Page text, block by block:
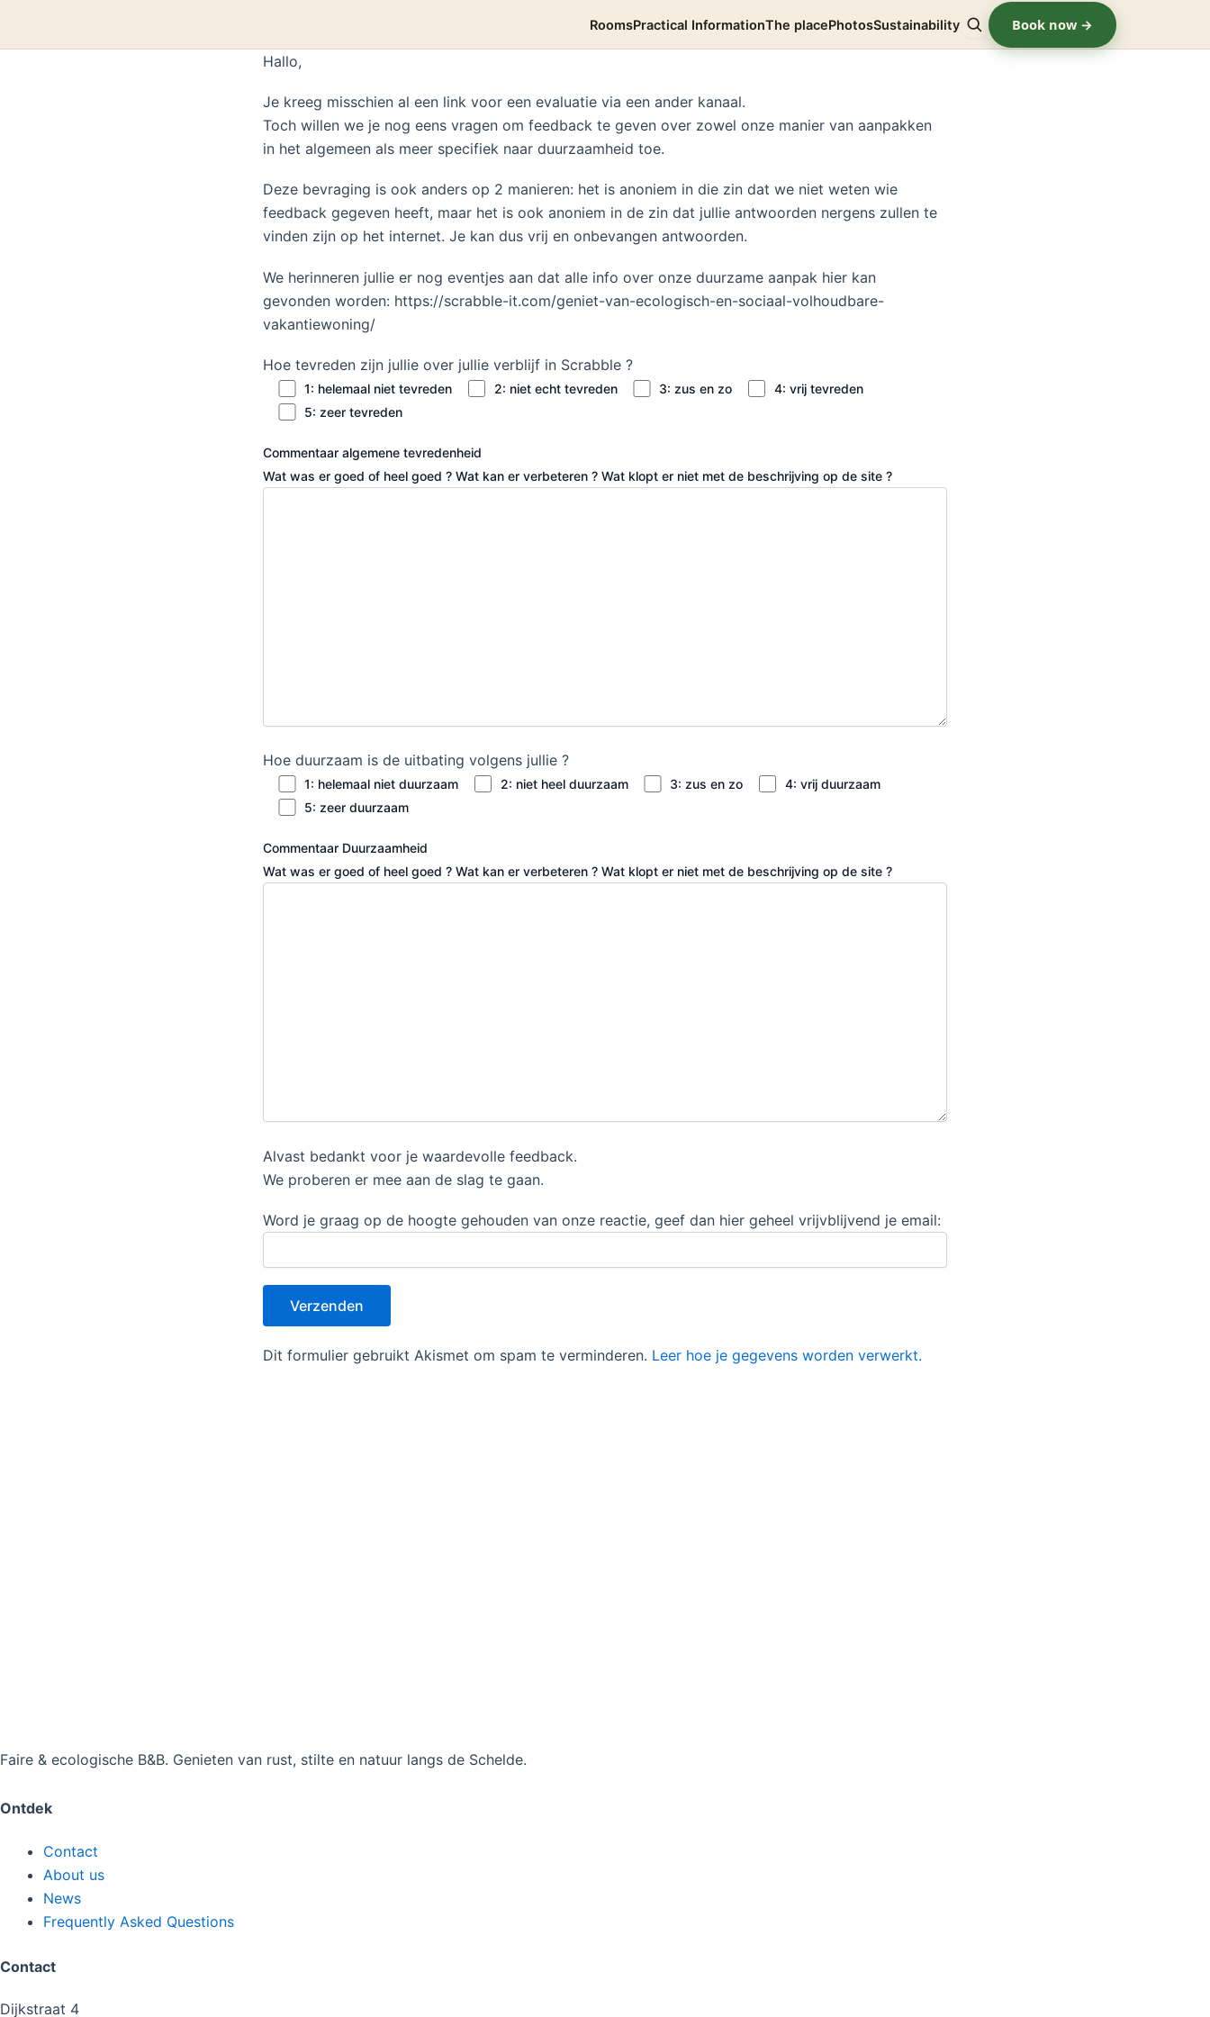
RoomsPractical InformationThe placePhotosSustainability ZoekenBook now →
Hallo,
Je kreeg misschien al een link voor een evaluatie via een ander kanaal.
Toch willen we je nog eens vragen om feedback te geven over zowel onze manier van aanpakken
in het algemeen als meer specifiek naar duurzaamheid toe.
Deze bevraging is ook anders op 2 manieren: het is anoniem in die zin dat we niet weten wie
feedback gegeven heeft, maar het is ook anoniem in de zin dat jullie antwoorden nergens zullen te
vinden zijn op het internet. Je kan dus vrij en onbevangen antwoorden.
We herinneren jullie er nog eventjes aan dat alle info over onze duurzame aanpak hier kan
gevonden worden: https://scrabble-it.com/geniet-van-ecologisch-en-sociaal-volhoudbare-
vakantiewoning/
Hoe tevreden zijn jullie over jullie verblijf in Scrabble ?
1: helemaal niet tevreden 2: niet echt tevreden 3: zus en zo
4: vrij tevreden
5: zeer tevreden
Commentaar algemene tevredenheid
Wat was er goed of heel goed ? Wat kan er verbeteren ? Wat klopt er niet met de beschrijving op de site ?
Hoe duurzaam is de uitbating volgens jullie ?
1: helemaal niet duurzaam 2: niet heel duurzaam 3: zus en zo
4: vrij duurzaam
5: zeer duurzaam
Commentaar Duurzaamheid
Wat was er goed of heel goed ? Wat kan er verbeteren ? Wat klopt er niet met de beschrijving op de site ?
Alvast bedankt voor je waardevolle feedback.
We proberen er mee aan de slag te gaan.
Word je graag op de hoogte gehouden van onze reactie, geef dan hier geheel vrijvblijvend je email:
Dit formulier gebruikt Akismet om spam te verminderen. Leer hoe je gegevens worden verwerkt.
Faire & ecologische B&B. Genieten van rust, stilte en natuur langs de Schelde.
Ontdek
Contact
About us
News
Frequently Asked Questions
Contact
Dijkstraat 4